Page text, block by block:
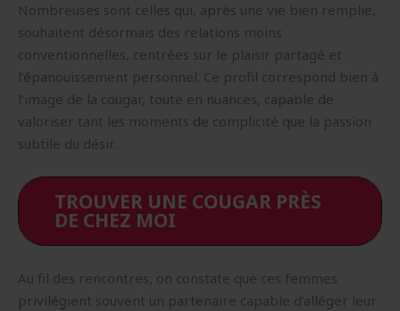
Nombreuses sont celles qui, après une vie bien remplie,
souhaitent désormais des relations moins
conventionnelles, centrées sur le plaisir partagé et
l’épanouissement personnel. Ce profil correspond bien à
l’image de la cougar, toute en nuances, capable de
valoriser tant les moments de complicité que la passion
subtile du désir.
TROUVER UNE COUGAR PRÈS
DE CHEZ MOI
Au fil des rencontres, on constate que ces femmes
privilégient souvent un partenaire capable d’alléger leur